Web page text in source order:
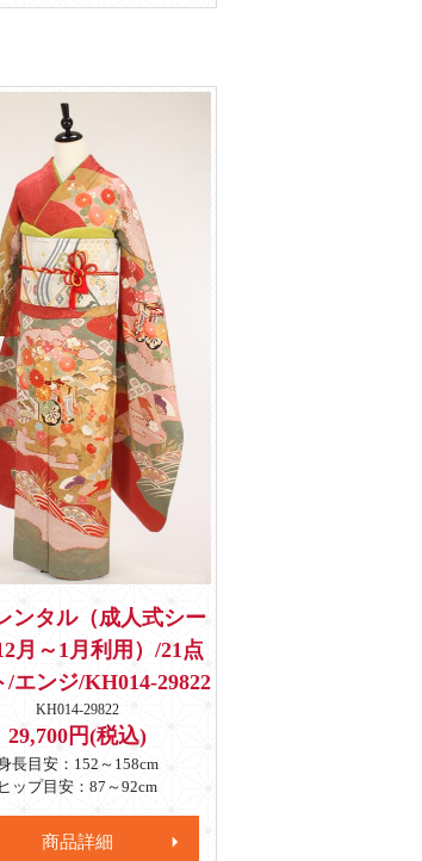
ンタル（成人式シー
月～1月利用）/21点
/エンジ/KH014-29822
KH014-29822
29,700円(税込)
長目安：152～158cm
ヒップ目安：87～92cm
商品詳細